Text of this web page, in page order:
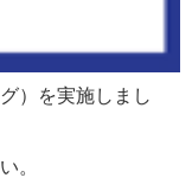
）を実施しまし
。